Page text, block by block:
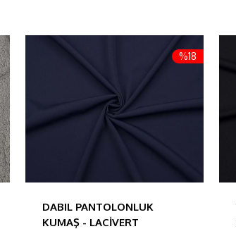
%18
DABIL PANTOLONLUK
KUMAŞ - LACİVERT